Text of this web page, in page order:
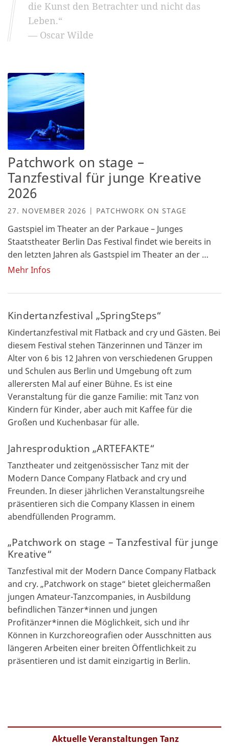
Partner/Freunde
die Kunst den Betrachter und nicht das
Leben.“
— Oscar Wilde
Patchwork on stage –
Tanzfestival für junge Kreative
2026
27. NOVEMBER 2026 | PATCHWORK ON STAGE
Gastspiel im Theater an der Parkaue – Junges
Staatstheater Berlin Das Festival findet wie bereits in
den letzten Jahren als Gastspiel im Theater an der …
Mehr Infos
Kindertanzfestival „SpringSteps“
Kindertanzfestival mit Flatback and cry und Gästen. Bei
diesem Festival stehen Tänzerinnen und Tänzer im
Alter von 6 bis 12 Jahren von verschiedenen Gruppen
und Schulen aus Berlin und Umgebung oft zum
allerersten Mal auf einer Bühne. Es ist eine
Veranstaltung für die ganze Familie: mit Tanz von
Kindern für Kinder, aber auch mit Kaffee für die
Großen und Kuchenbasar für alle.
Jahresproduktion „ARTEFAKTE“
Tanztheater und zeitgenössischer Tanz mit der
Modern Dance Company Flatback and cry und
Freunden. In dieser jährlichen Veranstaltungsreihe
präsentieren sich die Company Klassen in einem
abendfüllenden Programm.
„Patchwork on stage – Tanzfestival für junge
Kreative“
Tanzfestival mit der Modern Dance Company Flatback
and cry. „Patchwork on stage“ bietet gleichermaßen
jungen Amateur-Tanzcompanies, in Ausbildung
befindlichen Tänzer*innen und jungen
Profitänzer*innen die Möglichkeit, sich und ihr
Können in Kurzchoreografien oder Ausschnitten aus
längeren Arbeiten einer breiten Öffentlichkeit zu
präsentieren und ist damit einzigartig in Berlin.
Aktuelle Veranstaltungen Tanz